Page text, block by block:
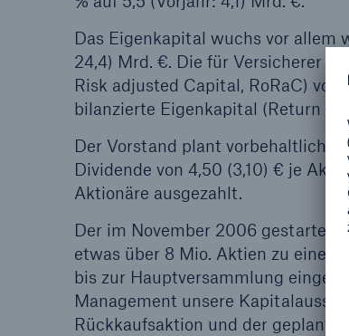
Das Eigenkapital wuchs vor allem
24,4) Mrd. €. Die für Versicherer
Risk adjusted Capital, RoRaC) von
bilanzierte Eigenkapital (Return on
Der Vorstand plant vorbehaltlich
Dividende von 4,50 (3,10) € je
Aktionäre ausgezahlt.
Der im November 2006 gestartete
etwas über 8 Mio. Aktien zu
bis zur Hauptversammlung
Management unsere
Rückkaufsaktion und der